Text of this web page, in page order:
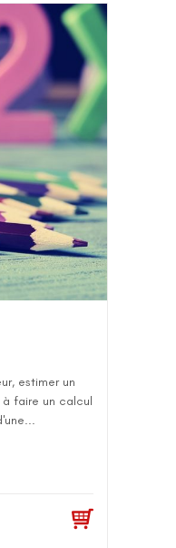
estimer un
faire un calcul